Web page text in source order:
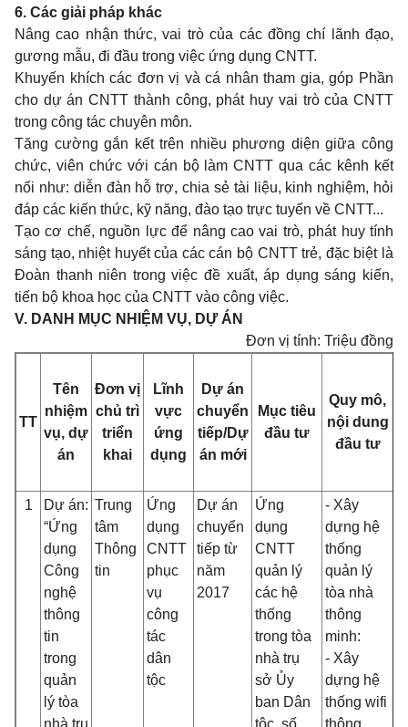
6. Các giải pháp khác
Nâng cao nhận thức, vai trò của các đồng chí lãnh đạo,
gương mẫu, đi đầu trong việc ứng dụng CNTT.
Khuyến khích các đơn vị và cá nhân tham gia, góp Phần
cho dự án CNTT thành công, phát huy vai trò của CNTT
trong công tác chuyên môn.
Tăng cường gắn kết trên nhiều phương diện giữa công
chức, viên chức với cán bộ làm CNTT qua các kênh kết
nối như: diễn đàn hỗ trợ, chia sẻ tài liệu, kinh nghiệm, hỏi
đáp các kiến thức, kỹ năng, đào tạo trực tuyến về CNTT...
Tạo cơ chế, nguồn lực để nâng cao vai trò, phát huy tính
sáng tạo, nhiệt huyết của các cán bộ CNTT trẻ, đặc biệt là
Đoàn thanh niên trong việc đề xuất, áp dụng sáng kiến,
tiến bộ khoa học của CNTT vào công việc.
V. DANH MỤC NHIỆM VỤ, DỰ ÁN
Đơn vị tính: Triệu đồng
TT
Tên
nhiệm
vụ, dự
án
Đơn vị
chủ trì
triển
khai
Lĩnh
vực
ứng
dụng
Dự án
chuyển
tiếp/Dự
án mới
Mục tiêu
đầu tư
Quy mô,
nội dung
đầu tư
1
Dự án:
“Ứng
dụng
Công
nghệ
thông
tin
trong
quản
lý tòa
Trung
tâm
Thông
tin
Ứng
dụng
CNTT
phục
vụ
công
tác
dân
tộc
Dự án
chuyển
tiếp từ
năm
2017
Ứng
dụng
CNTT
quản lý
các hệ
thống
trong tòa
nhà trụ
sở Ủy
ban Dân
- Xây
dựng hệ
thống
quản lý
tòa nhà
thông
minh:
- Xây
dựng hệ
thống wifi